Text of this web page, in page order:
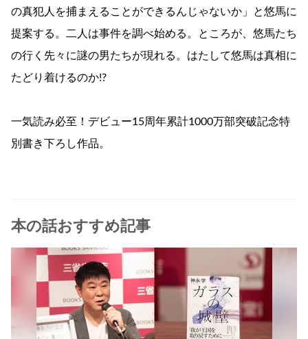
の真犯人を捕まえることができるんじゃないか」と悠馬に
提案する。二人は事件を調べ始める。ところが、悠馬たち
の行く先々に謎の男たちが現れる。はたして悠馬は真相に
たどり着けるのか!?
一気読み必至！デビュー15周年累計1000万部突破記念特
別書き下ろし作品。
本の話おすすめ記事